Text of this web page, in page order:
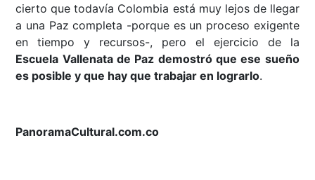
cierto que todavía Colombia está muy lejos de llegar
a una Paz completa -porque es un proceso exigente
en tiempo y recursos-, pero el ejercicio de la
Escuela Vallenata de Paz demostró que ese sueño
es posible y que hay que trabajar en lograrlo.
PanoramaCultural.com.co